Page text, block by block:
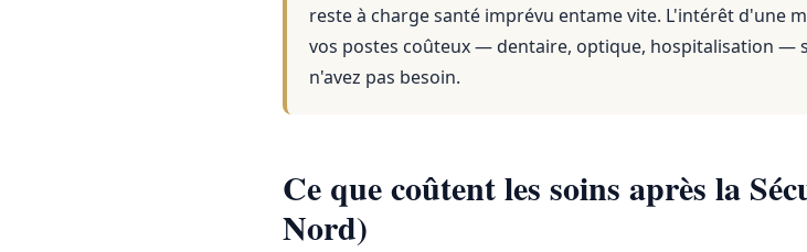
reste à charge santé imprévu entame vite. L'intérêt d'une
vos postes coûteux — dentaire, optique, hospitalisation —
n'avez pas besoin.
Ce que coûtent les soins après la
Nord)